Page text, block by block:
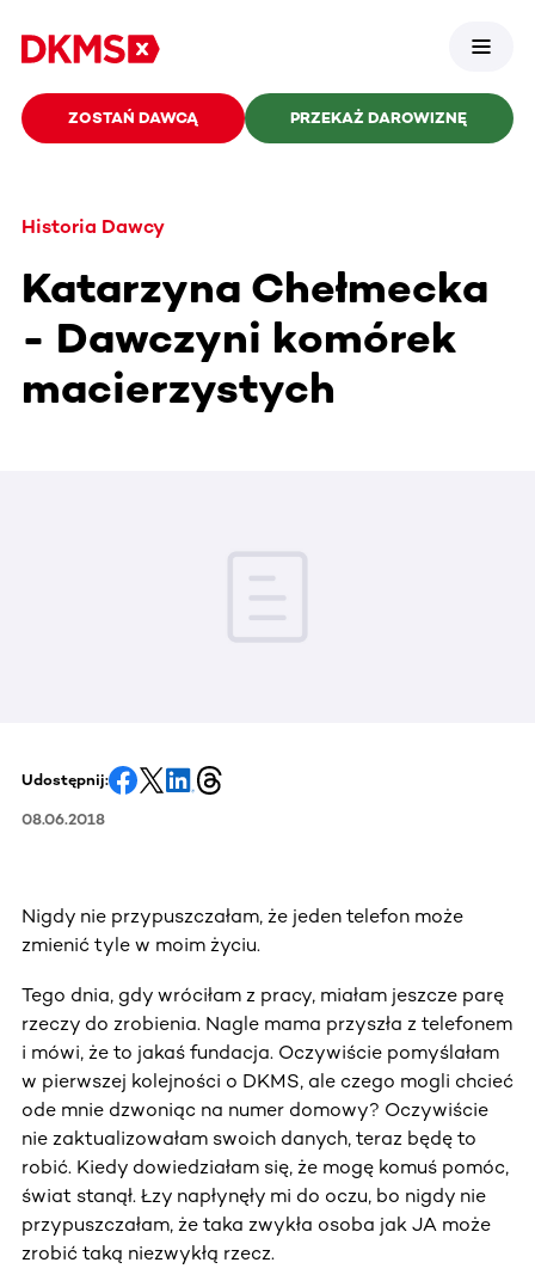
ZOSTAŃ DAWCĄ PRZEKAŻ DAROWIZNĘ
Historia Dawcy
Katarzyna Chełmecka
- Dawczyni komórek
macierzystych
Udostępnij:
08.06.2018
Nigdy nie przypuszczałam, że jeden telefon może
zmienić tyle w moim życiu.
Tego dnia, gdy wróciłam z pracy, miałam jeszcze parę
rzeczy do zrobienia. Nagle mama przyszła z telefonem
i mówi, że to jakaś fundacja. Oczywiście pomyślałam
w pierwszej kolejności o DKMS, ale czego mogli chcieć
ode mnie dzwoniąc na numer domowy? Oczywiście
nie zaktualizowałam swoich danych, teraz będę to
robić. Kiedy dowiedziałam się, że mogę komuś pomóc,
świat stanął. Łzy napłynęły mi do oczu, bo nigdy nie
przypuszczałam, że taka zwykła osoba jak JA może
zrobić taką niezwykłą rzecz.